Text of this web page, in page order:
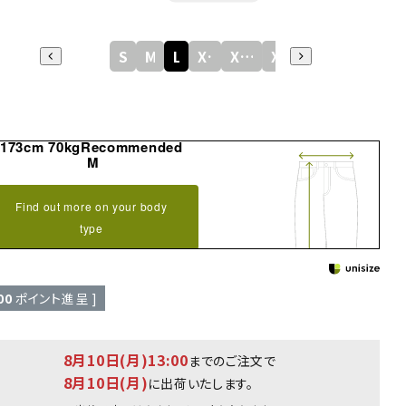
XL XXL XXXL
173cm 70kgRecommended
M
Find out more on your body
type
ポイント進呈 ]
8月10日(月)13:00までのご注文で
8月10日(月)に出荷いたします。